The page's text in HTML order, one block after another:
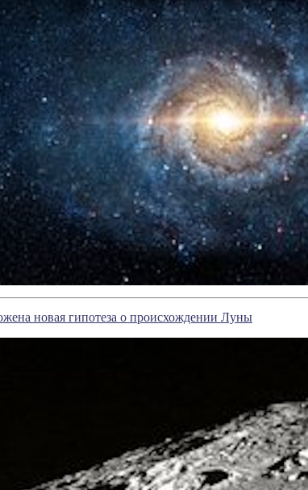
новая гипотеза о происхождении Луны